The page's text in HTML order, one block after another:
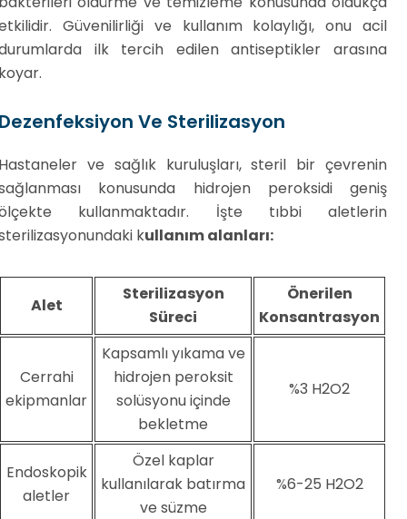
Güvenilirliği ve kullanım kolaylığı, onu acil
ilk tercih edilen antiseptikler arasına
Ve Sterilizasyon
ve sağlık kuruluşları, steril bir çevrenin
konusunda hidrojen peroksidi geniş
kullanmaktadır. İşte tıbbi aletlerin
kullanım alanları:
Alet
Sterilizasyon
Süreci
Önerilen
Konsantrasyon
Cerrahi
ekipmanlar
Kapsamlı yıkama ve
hidrojen peroksit
solüsyonu içinde
bekletme
%3 H2O2
Endoskopik
aletler
Özel kaplar
kullanılarak batırma
ve süzme
%6-25 H2O2